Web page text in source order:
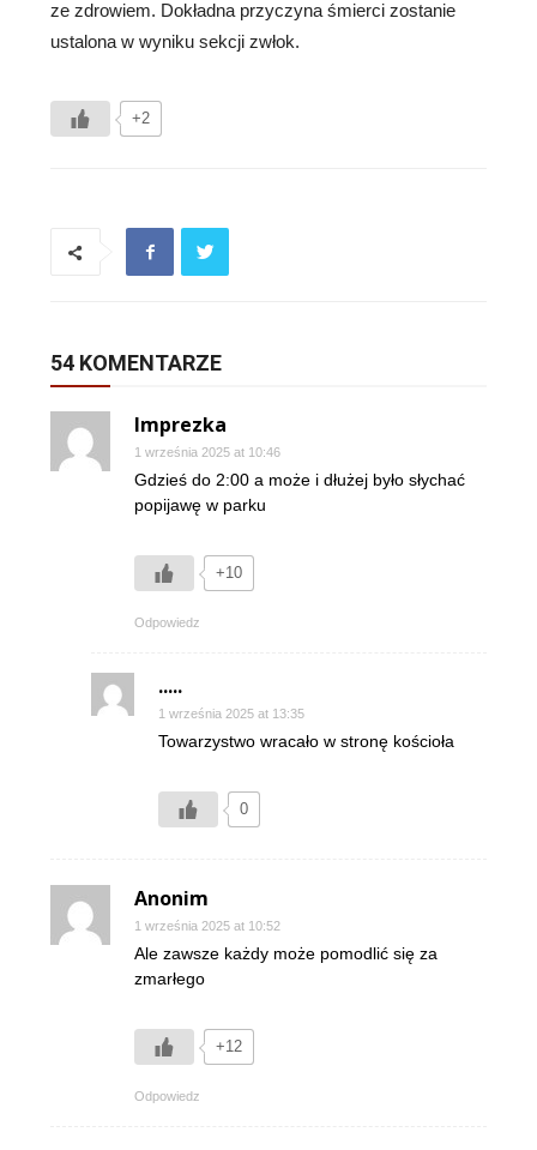
ze zdrowiem. Dokładna przyczyna śmierci zostanie
ustalona w wyniku sekcji zwłok.
+2
54 KOMENTARZE
Imprezka
1 września 2025 at 10:46
Gdzieś do 2:00 a może i dłużej było słychać
popijawę w parku
+10
Odpowiedz
.....
1 września 2025 at 13:35
Towarzystwo wracało w stronę kościoła
0
Anonim
1 września 2025 at 10:52
Ale zawsze każdy może pomodlić się za
zmarłego
+12
Odpowiedz